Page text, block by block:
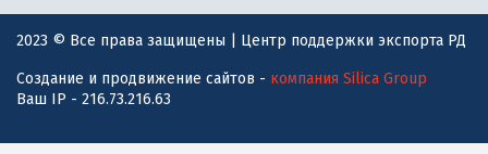
2023 © Все права защищены | Центр поддержки экспорта РД
Создание и продвижение сайтов - компания Silica Group
Ваш IP - 216.73.216.63